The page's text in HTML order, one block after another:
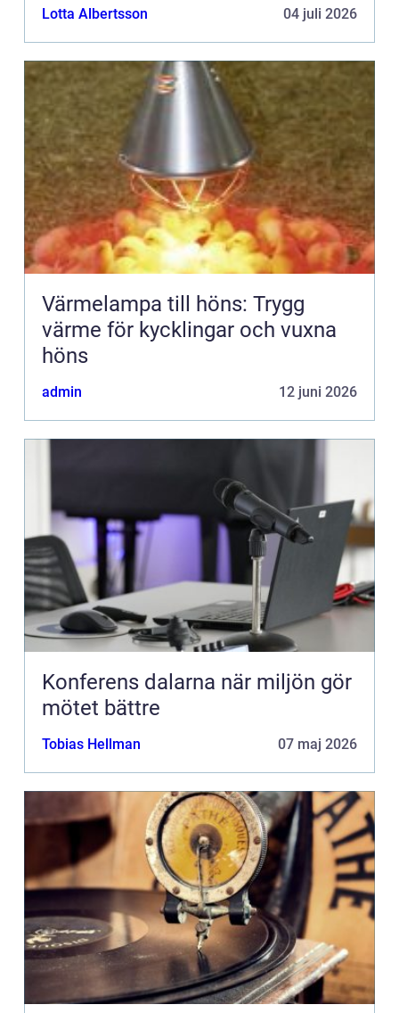
Lotta Albertsson 04 juli 2026
Värmelampa till höns: Trygg
värme för kycklingar och vuxna
höns
admin 12 juni 2026
Konferens dalarna när miljön gör
mötet bättre
Tobias Hellman 07 maj 2026